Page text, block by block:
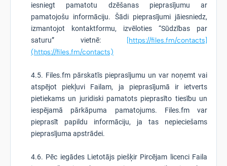
iesniegt pamatotu dzēšanas pieprasījumu ar
pamatojošu informāciju. Šādi pieprasījumi jāiesniedz,
izmantojot kontaktformu, izvēloties “Sūdzības par
saturu” vietnē:
[https://files.fm/contacts]
(https://files.fm/contacts)
4.5. Files.fm pārskatīs pieprasījumu un var noņemt vai
atspējot piekļuvi Failam, ja pieprasījumā ir ietverts
pietiekams un juridiski pamatots pieprasīto tiesību un
iespējamā pārkāpuma pamatojums. Files.fm var
pieprasīt papildu informāciju, ja tas nepieciešams
pieprasījuma apstrādei.
4.6. Pēc iegādes Lietotājs piešķir Pircējam licenci Faila